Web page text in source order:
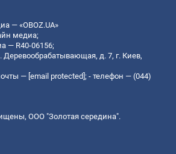
— «OBOZ.UA»
медиа;
— R40-06156;
Деревообрабатывающая, д. 7, г. Киев,
— [email protected]; - телефон — (044)
ООО "Золотая середина".